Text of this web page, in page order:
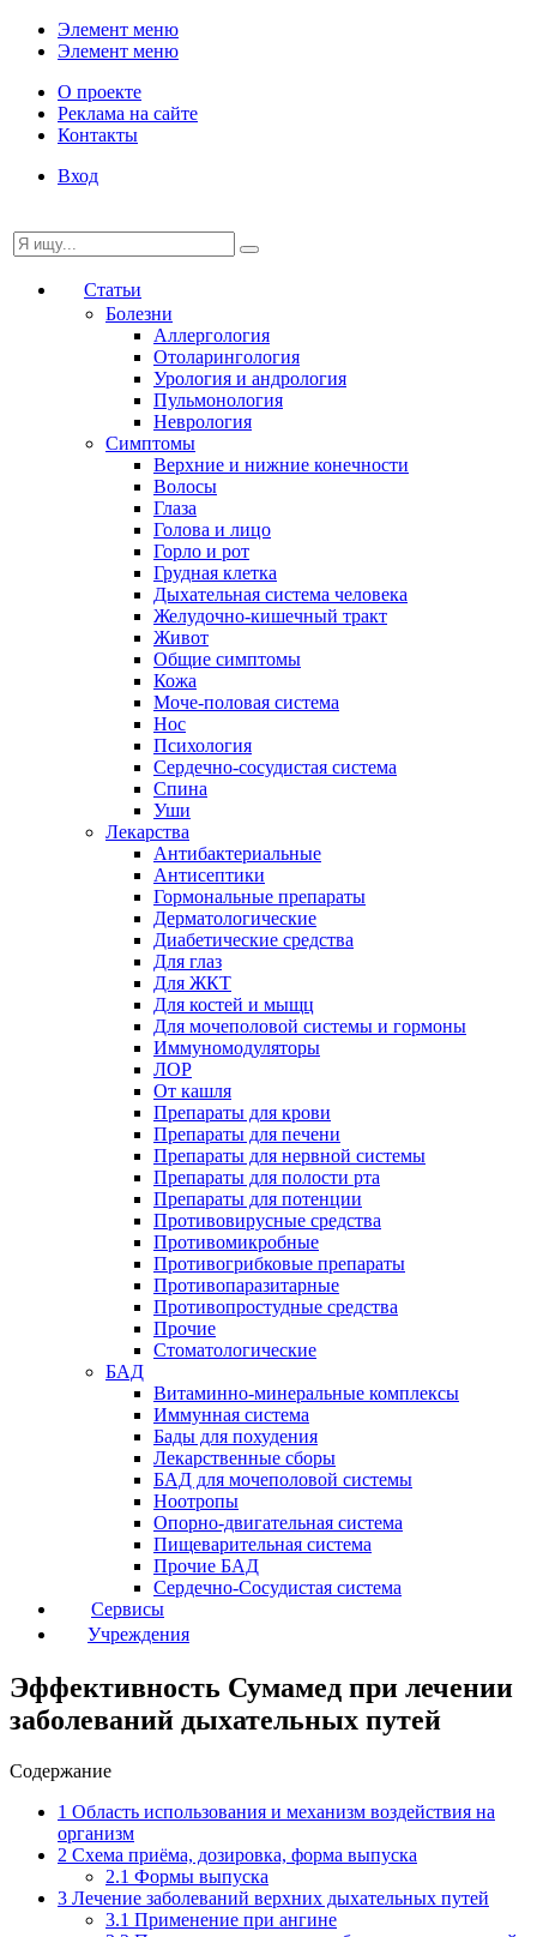
Элемент меню
Элемент меню
О проекте
Реклама на сайте
Контакты
Вход
Статьи
Болезни
Аллергология
Отоларингология
Урология и андрология
Пульмонология
Неврология
Симптомы
Верхние и нижние конечности
Волосы
Глаза
Голова и лицо
Горло и рот
Грудная клетка
Дыхательная система человека
Желудочно-кишечный тракт
Живот
Общие симптомы
Кожа
Моче-половая система
Нос
Психология
Сердечно-сосудистая система
Спина
Уши
Лекарства
Антибактериальные
Антисептики
Гормональные препараты
Дерматологические
Диабетические средства
Для глаз
Для ЖКТ
Для костей и мыщц
Для мочеполовой системы и гормоны
Иммуномодуляторы
ЛОР
От кашля
Препараты для крови
Препараты для печени
Препараты для нервной системы
Препараты для полости рта
Препараты для потенции
Противовирусные средства
Противомикробные
Противогрибковые препараты
Противопаразитарные
Противопростудные средства
Прочие
Стоматологические
БАД
Витаминно-минеральные комплексы
Иммунная система
Бады для похудения
Лекарственные сборы
БАД для мочеполовой системы
Ноотропы
Опорно-двигательная система
Пищеварительная система
Прочие БАД
Сердечно-Сосудистая система
Сервисы
Учреждения
Эффективность Сумамед при лечении
заболеваний дыхательных путей
Содержание
1 Область использования и механизм воздействия на
организм
2 Схема приёма, дозировка, форма выпуска
2.1 Формы выпуска
3 Лечение заболеваний верхних дыхательных путей
3.1 Применение при ангине